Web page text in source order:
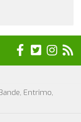
Entrimo,